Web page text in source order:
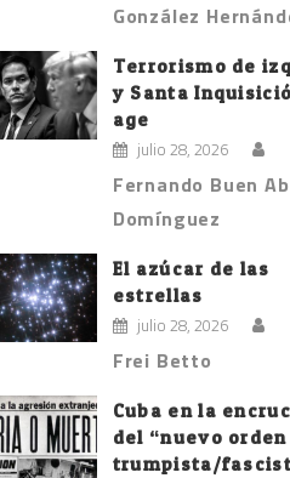
González
Terrorismo de
y Santa
age
julio 28, 2026
Fernando Buen
Domínguez
El azúcar de las
estrellas
julio 28, 2026
Frei Betto
Cuba en la
del “nuevo orden
trumpista/